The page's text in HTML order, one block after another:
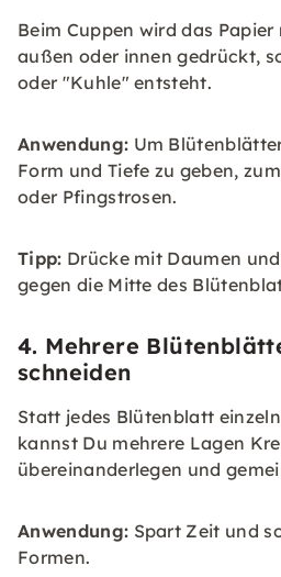
Beim Cuppen wird das
außen oder innen gedrückt,
oder "Kuhle" entsteht.
Anwendung: Um
Form und Tiefe zu geben,
oder Pfingstrosen.
Tipp: Drücke mit Daumen
gegen die Mitte des
4. Mehrere
schneiden
Statt jedes Blütenblatt
kannst Du mehrere Lagen
übereinanderlegen und
Anwendung: Spart Zeit und
Formen.